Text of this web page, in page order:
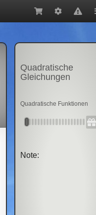
Quadratische
Gleichungen
Quadratische Funktionen
Note: